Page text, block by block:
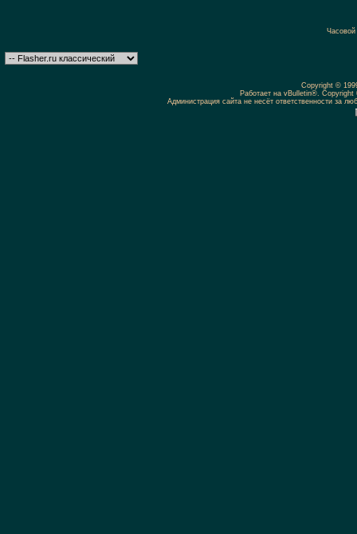
Copyright ©
Работает на vBulletin®.
Администрация сайта не несёт ответственности за